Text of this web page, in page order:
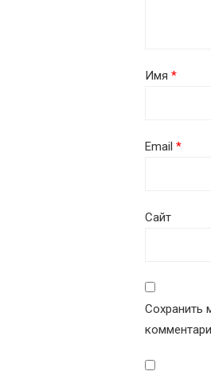
Имя *
Email *
Сайт
Сохранить